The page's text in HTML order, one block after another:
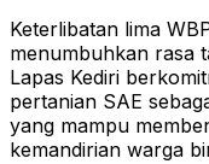
Keterlibatan lima
menumbuhkan rasa
Lapas Kediri
pertanian SAE
yang mampu
kemandirian warga